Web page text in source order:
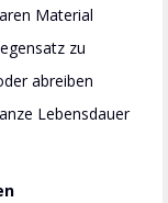
Material
zu
abreiben
Lebensdauer